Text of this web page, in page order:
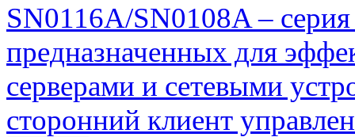
SN0116A/SN0108A –
предназначенных для
серверами и сетевыми
сторонний клиент